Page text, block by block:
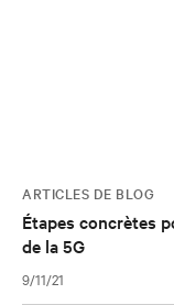
ARTICLES DE BLOG
Étapes concrètes
de la 5G
9/11/21